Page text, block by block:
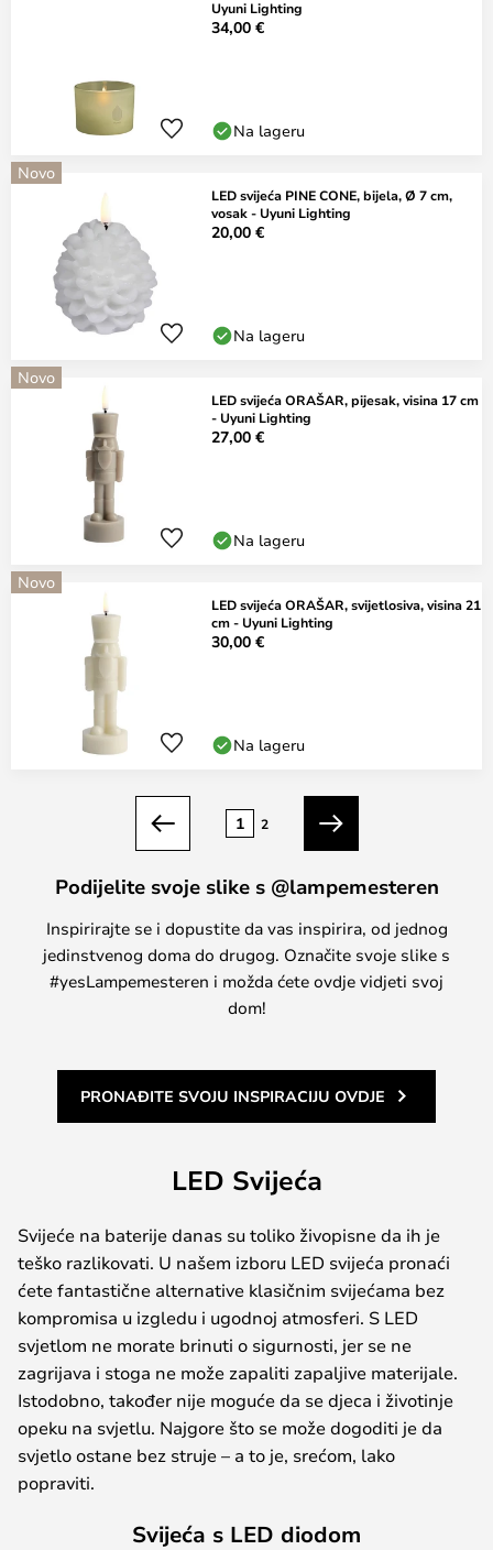
Uyuni Lighting
34,00 €
Na lageru
Novo
LED svijeća PINE CONE, bijela, Ø 7 cm,
vosak - Uyuni Lighting
20,00 €
Na lageru
Novo
LED svijeća ORAŠAR, pijesak, visina 17 cm
- Uyuni Lighting
27,00 €
Na lageru
Novo
LED svijeća ORAŠAR, svijetlosiva, visina 21
cm - Uyuni Lighting
30,00 €
Na lageru
Prethodno
1 2
Sljedeći
Podijelite svoje slike s @lampemesteren
Inspirirajte se i dopustite da vas inspirira, od jednog
jedinstvenog doma do drugog. Označite svoje slike s
#yesLampemesteren i možda ćete ovdje vidjeti svoj
dom!
PRONAĐITE SVOJU INSPIRACIJU OVDJE
LED Svijeća
Svijeće na baterije danas su toliko živopisne da ih je
teško razlikovati. U našem izboru LED svijeća pronaći
ćete fantastične alternative klasičnim svijećama bez
kompromisa u izgledu i ugodnoj atmosferi. S LED
svjetlom ne morate brinuti o sigurnosti, jer se ne
zagrijava i stoga ne može zapaliti zapaljive materijale.
Istodobno, također nije moguće da se djeca i životinje
opeku na svjetlu. Najgore što se može dogoditi je da
svjetlo ostane bez struje – a to je, srećom, lako
popraviti.
Svijeća s LED diodom